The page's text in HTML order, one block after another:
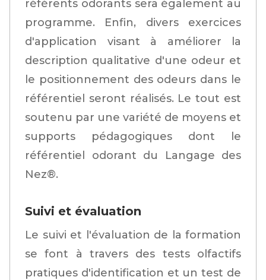
référents odorants sera également au
programme. Enfin, divers exercices
d'application visant à améliorer la
description qualitative d'une odeur et
le positionnement des odeurs dans le
référentiel seront réalisés. Le tout est
soutenu par une variété de moyens et
supports pédagogiques dont le
référentiel odorant du Langage des
Nez®.
Suivi et évaluation
Le suivi et l'évaluation de la formation
se font à travers des tests olfactifs
pratiques d'identification et un test de